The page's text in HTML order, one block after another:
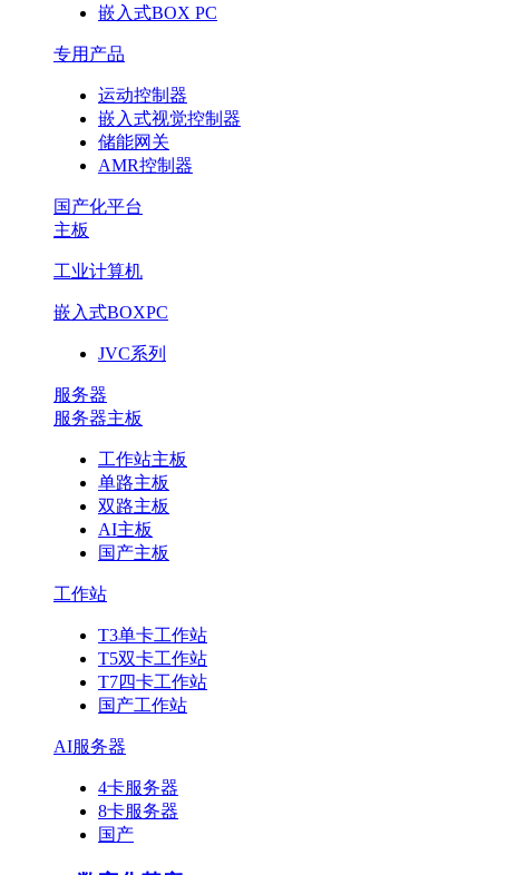
嵌入式BOX PC
专用产品
运动控制器
嵌入式视觉控制器
储能网关
AMR控制器
国产化平台
主板
工业计算机
嵌入式BOXPC
JVC系列
服务器
服务器主板
工作站主板
单路主板
双路主板
AI主板
国产主板
工作站
T3单卡工作站
T5双卡工作站
T7四卡工作站
国产工作站
AI服务器
4卡服务器
8卡服务器
国产